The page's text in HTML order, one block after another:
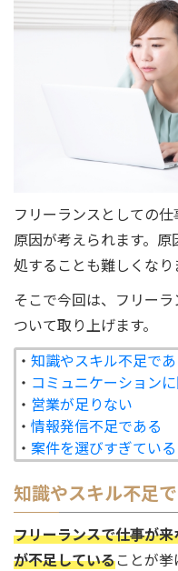
フリーランスとしての
原因が考えられます。
処することも難しくなり
そこで今回は、フリー
ついて取り上げます。
・ 知識やスキル不足であ
・ コミュニケーション
・ 営業が足りない
・ 情報発信不足である
・ 案件を選びすぎている
知識やスキル不足
フリーランスで仕事が
が不足していることが